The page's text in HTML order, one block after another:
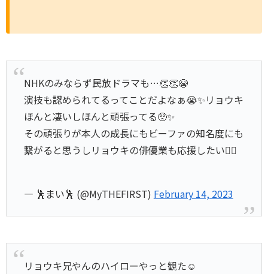
NHKのみならず民放ドラマも…👏👏😭
演技も認められてるってことだよなぁ😭✨リョウキ
ほんと凄いしほんと頑張ってる🥺✨
その頑張りが本人の成長にもビーファの知名度にも
繋がると思うしリョウキの俳優業も応援したい❤️‍🔥
— 🕺まい🕺 (@MyTHEFIRST) February 14, 2023
リョウキ兄やんのハイローやっと観た☺️